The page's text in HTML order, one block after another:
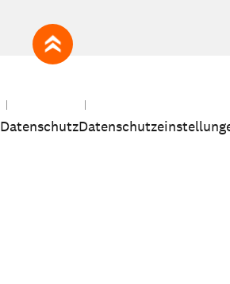
zum Seitenanfang
Datenschutz